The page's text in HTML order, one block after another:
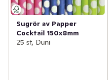
Sugrör av Papper
Cocktail 150x8mm
25 st, Duni